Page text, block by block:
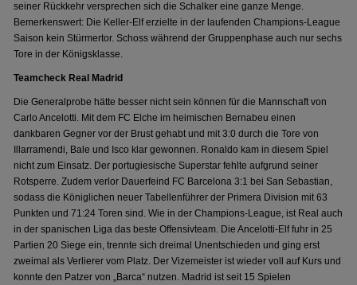
seiner Rückkehr versprechen sich die Schalker eine ganze Menge.
Bemerkenswert: Die Keller-Elf erzielte in der laufenden Champions-League
Saison kein Stürmertor. Schoss während der Gruppenphase auch nur sechs
Tore in der Königsklasse.
Teamcheck Real Madrid
Die Generalprobe hätte besser nicht sein können für die Mannschaft von
Carlo Ancelotti. Mit dem FC Elche im heimischen Bernabeu einen
dankbaren Gegner vor der Brust gehabt und mit 3:0 durch die Tore von
Illarramendi, Bale und Isco klar gewonnen. Ronaldo kam in diesem Spiel
nicht zum Einsatz. Der portugiesische Superstar fehlte aufgrund seiner
Rotsperre. Zudem verlor Dauerfeind FC Barcelona 3:1 bei San Sebastian,
sodass die Königlichen neuer Tabellenführer der Primera Division mit 63
Punkten und 71:24 Toren sind. Wie in der Champions-League, ist Real auch
in der spanischen Liga das beste Offensivteam. Die Ancelotti-Elf fuhr in 25
Partien 20 Siege ein, trennte sich dreimal Unentschieden und ging erst
zweimal als Verlierer vom Platz. Der Vizemeister ist wieder voll auf Kurs und
konnte den Patzer von „Barca“ nutzen. Madrid ist seit 15 Spielen